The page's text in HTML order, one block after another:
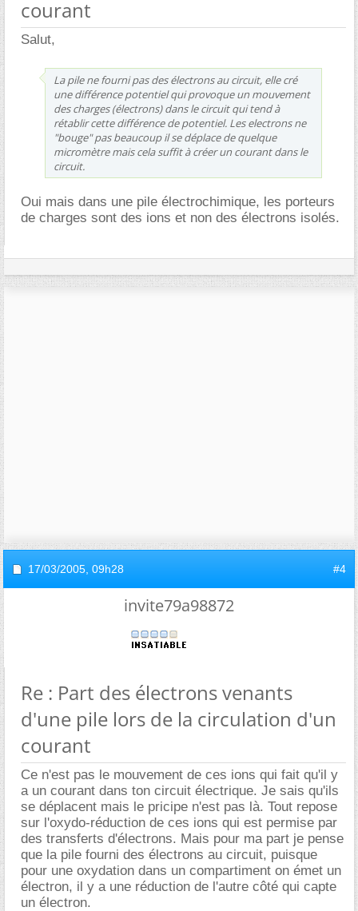
courant
Salut,
La pile ne fourni pas des électrons au circuit, elle cré
une différence potentiel qui provoque un mouvement
des charges (électrons) dans le circuit qui tend à
rétablir cette différence de potentiel. Les electrons ne
"bouge" pas beaucoup il se déplace de quelque
micromètre mais cela suffit à créer un courant dans le
circuit.
Oui mais dans une pile électrochimique, les porteurs
de charges sont des ions et non des électrons isolés.
17/03/2005, 09h28 #4
invite79a98872
Re : Part des électrons venants
d'une pile lors de la circulation d'un
courant
Ce n'est pas le mouvement de ces ions qui fait qu'il y
a un courant dans ton circuit électrique. Je sais qu'ils
se déplacent mais le pricipe n'est pas là. Tout repose
sur l'oxydo-réduction de ces ions qui est permise par
des transferts d'électrons. Mais pour ma part je pense
que la pile fourni des électrons au circuit, puisque
pour une oxydation dans un compartiment on émet un
électron, il y a une réduction de l'autre côté qui capte
un électron.